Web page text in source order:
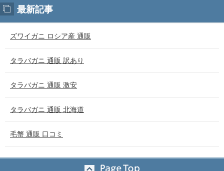
最新記事
ズワイガニ ロシア産 通販
タラバガニ 通販 訳あり
タラバガニ 通販 激安
タラバガニ 通販 北海道
毛蟹 通販 口コミ